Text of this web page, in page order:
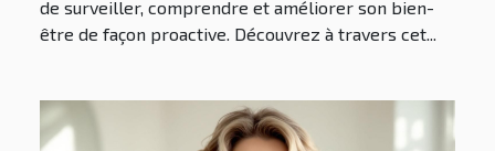
de surveiller, comprendre et améliorer son bien-
être de façon proactive. Découvrez à travers cet...